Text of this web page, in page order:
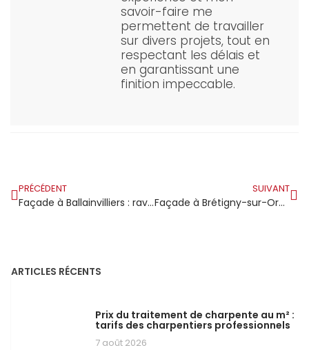
savoir-faire me
permettent de travailler
sur divers projets, tout en
respectant les délais et
en garantissant une
finition impeccable.
PRÉCÉDENT
Façade à Ballainvilliers : ravalement discret mais efficace pour cette commune résidentielle calme
SUIVANT
Façade à Brétigny-sur-Orge : ravalement soigné ou isolation extérieure le choix qui change tout
ARTICLES RÉCENTS
Prix du traitement de charpente au m² :
tarifs des charpentiers professionnels
7 août 2026